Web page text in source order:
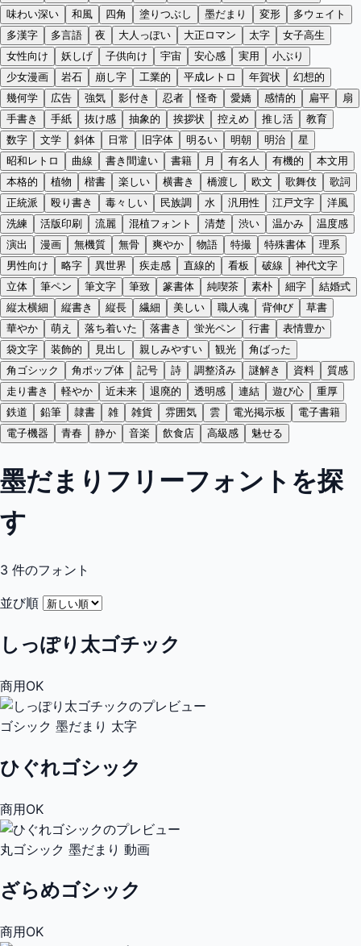
味わい深い
和風 四角 塗りつぶし 墨だまり 変形
多ウェイト
多漢字
多言語 夜 大人っぽい 大正ロマン 太字
女子高生
女性向け
妖しげ 子供向け 宇宙 安心感 実用
小ぶり
少女漫画
岩石 崩し字 工業的 平成レトロ 年賀状
幻想的
幾何学
広告 強気 影付き 忍者 怪奇 愛嬌 感情的 扁平
扇
手書き
手紙 抜け感 抽象的 挨拶状 控えめ 推し活
教育
数字
文学 斜体 日常 旧字体 明るい 明朝 明治
星
昭和レトロ
曲線 書き間違い 書籍 月 有名人 有機的
本文用
本格的
植物 楷書 楽しい 横書き 橋渡し 欧文 歌舞伎
歌詞
正統派
殴り書き 毒々しい 民族調 水 汎用性 江戸文字
洋風
洗練
活版印刷 流麗 混植フォント 清楚 渋い 温かみ
温度感
演出
漫画 無機質 無骨 爽やか 物語 特撮 特殊書体
理系
男性向け
略字 異世界 疾走感 直線的 看板 破線
神代文字
立体
筆ペン 筆文字 筆致 篆書体 純喫茶 素朴 細字
結婚式
縦太横細
縦書き 縦長 繊細 美しい 職人魂 背伸び
草書
華やか
萌え 落ち着いた 落書き 蛍光ペン 行書
表情豊か
袋文字
装飾的 見出し 親しみやすい 観光
角ばった
角ゴシック
角ポップ体 記号 詩 調整済み 謎解き 資料
質感
走り書き
軽やか 近未来 退廃的 透明感 連結 遊び心
重厚
鉄道
鉛筆 隷書 雑 雑貨 雰囲気 雲 電光掲示板
電子書籍
電子機器
青春 静か 音楽 飲食店 高級感 魅せる
墨だまりフリーフォントを探
す
3 件のフォント
並び順
しっぽり太ゴチック
商用OK
ゴシック 墨だまり 太字
ひぐれゴシック
商用OK
丸ゴシック 墨だまり 動画
ざらめゴシック
商用OK